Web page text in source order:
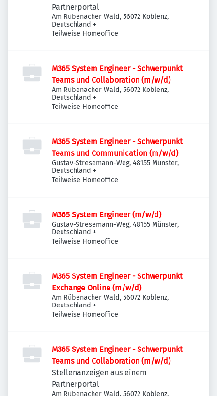
Partnerportal
Am Rübenacher Wald, 56072 Koblenz,
Deutschland +
Teilweise Homeoffice
M365 System Engineer - Schwerpunkt
Teams und Collaboration (m/w/d)
Am Rübenacher Wald, 56072 Koblenz,
Deutschland +
Teilweise Homeoffice
M365 System Engineer - Schwerpunkt
Teams und Communication (m/w/d)
Gustav-Stresemann-Weg, 48155 Münster,
Deutschland +
Teilweise Homeoffice
M365 System Engineer (m/w/d)
Gustav-Stresemann-Weg, 48155 Münster,
Deutschland +
Teilweise Homeoffice
M365 System Engineer - Schwerpunkt
Exchange Online (m/w/d)
Am Rübenacher Wald, 56072 Koblenz,
Deutschland +
Teilweise Homeoffice
M365 System Engineer - Schwerpunkt
Teams und Collaboration (m/w/d)
Stellenanzeigen aus einem
Partnerportal
Am Rübenacher Wald, 56072 Koblenz,